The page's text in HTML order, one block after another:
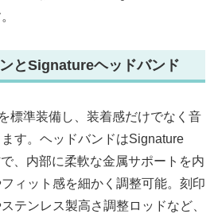
とSignatureヘッドバンド
標準装備し、装着感だけでなく音
す。ヘッドバンドはSignature
、内部に柔軟な金属サポートを内
ィット感を細かく調整可能。刻印
テンレス製高さ調整ロッドなど、